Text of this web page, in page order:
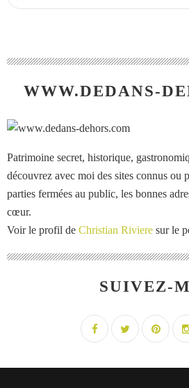
WWW.DEDANS-
Patrimoine secret, historique,
découvrez avec moi des sites connus ou
parties fermées au public, les bonnes
cœur.
Voir le profil de Christian Riviere sur le
SUIVEZ-